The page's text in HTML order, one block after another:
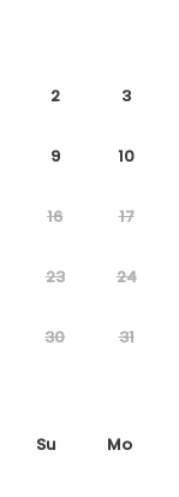
2 3
9 10
16 17
23 24
30 31
Su Mo